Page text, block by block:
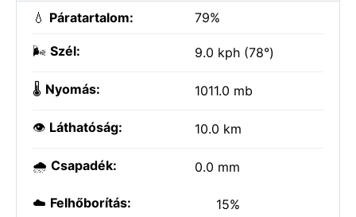
💧 Páratartalom: 79%
🌬️ Szél: 9.0 kph (78°)
🌡️ Nyomás: 1011.0 mb
👁️ Láthatóság: 10.0 km
🌧️ Csapadék: 0.0 mm
☁️ Felhőborítás: 15%